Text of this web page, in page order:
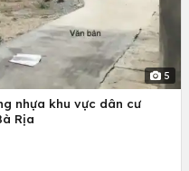
5
nhựa khu vực dân cư
Rịa